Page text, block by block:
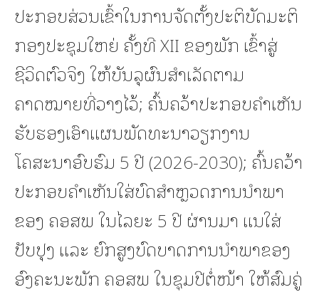
ປະກອບສ່ວນເຂົ້າໃນການຈັດຕັ້ງປະຕິບັດມະຕິ
ກອງປະຊຸມໃຫຍ່ ຄັ້ງທີ XII ຂອງພັກ ເຂົ້າສູ່
ຊີວິດຕົວຈິງ ໃຫ້ບັນລຸຜົນສໍາເລັດຕາມ
ຄາດໝາຍທີ່ວາງໄວ້; ຄົ້ນຄວ້າປະກອບຄໍາເຫັນ
ຮັບຮອງເອົາແຜນພັດທະນາວຽກງານ
ໂຄສະນາອົບຮົມ 5 ປີ (2026-2030); ຄົ້ນຄວ້າ
ປະກອບຄໍາເຫັນໃສ່ບົດສໍາຫຼວດການນໍາພາ
ຂອງ ຄອສພ ໃນໄລຍະ 5 ປີ ຜ່ານມາ ແນໃສ່
ປັບປຸງ ແລະ ຍົກສູງບົດບາດການນໍາພາຂອງ
ອົງຄະນະພັກ ຄອສພ ໃນຊຸມປີຕໍ່ໜ້າ ໃຫ້ສົມຄູ່